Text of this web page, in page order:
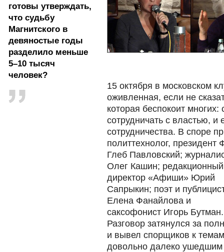
готовы утверждать,
что судьбу
Магнитского в
девяностые годы
разделило меньше
5–10 тысяч
человек?
15 октября в московском
оживленная, если не
которая беспокоит
сотрудничать с властью, и
сотрудничества. В споре
политтехнолог,
Глеб Павловский;
Олег Кашин; редакционный
директор «Афиши» Юрий
Сапрыкин; поэт и
Елена Фанайлова и
саксофонист Игорь Бутман.
Разговор затянулся за
и вывел спорщиков к
довольно далеко ушедшим